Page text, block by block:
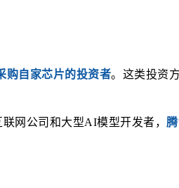
购自家芯片的投资者。这类投资
网公司和大型AI模型开发者，